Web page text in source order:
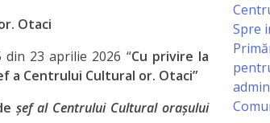
Otaci
23 aprilie 2026 “Cu privire la
a Centrului Cultural or. Otaci”
şef al Centrului Cultural oraşului
Spre